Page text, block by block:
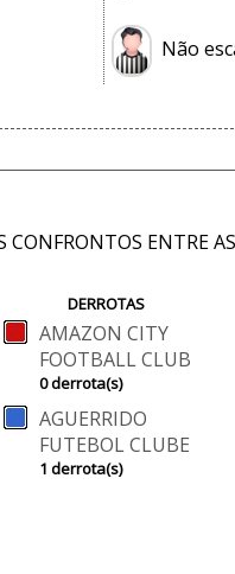
Não
CONFRONTOS ENTRE
DERROTAS
AMAZON CITY
FOOTBALL CLUB
0 derrota(s)
AGUERRIDO
FUTEBOL CLUBE
1 derrota(s)